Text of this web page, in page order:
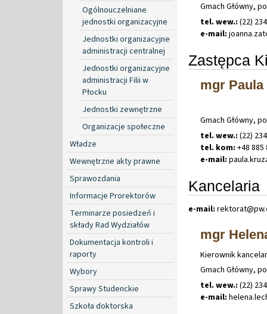
Ogólnouczelniane
jednostki organizacyjne
Jednostki organizacyjne
administracji centralnej
Jednostki organizacyjne
administracji Filii w
Płocku
Jednostki zewnętrzne
Organizacje społeczne
Władze
Wewnętrzne akty prawne
Sprawozdania
Informacje Prorektorów
Terminarze posiedzeń i
składy Rad Wydziałów
Dokumentacja kontroli i
raporty
Wybory
Sprawy Studenckie
Szkoła doktorska
Gmach Główny,
tel. wew.: (22)
e-mail: joanna.
Zastępca
mgr Paula
Gmach Główny,
tel. wew.: (22)
tel. kom: +48 885
e-mail: paula.
Kancelaria
e-mail: rektorat@pw.
mgr
Kierownik
Gmach Główny,
tel. wew.: (22)
e-mail: helena.